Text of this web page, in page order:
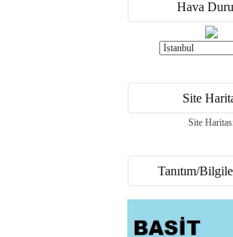
Hava
Site
Site
Tanıtım/